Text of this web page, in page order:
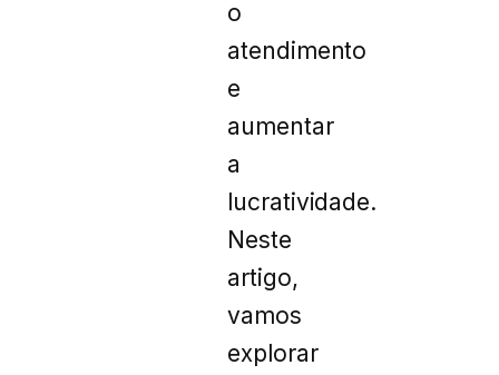
o
atendimento
e
aumentar
a
lucratividade.
Neste
artigo,
vamos
explorar